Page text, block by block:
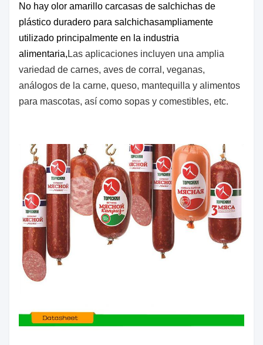
No hay olor amarillo carcasas de salchichas de
plástico duradero para salchichasampliamente
utilizado principalmente en la industria
alimentaria, Las aplicaciones incluyen una amplia
variedad de carnes, aves de corral, veganas,
análogos de la carne, queso, mantequilla y alimentos
para mascotas, así como sopas y comestibles, etc.